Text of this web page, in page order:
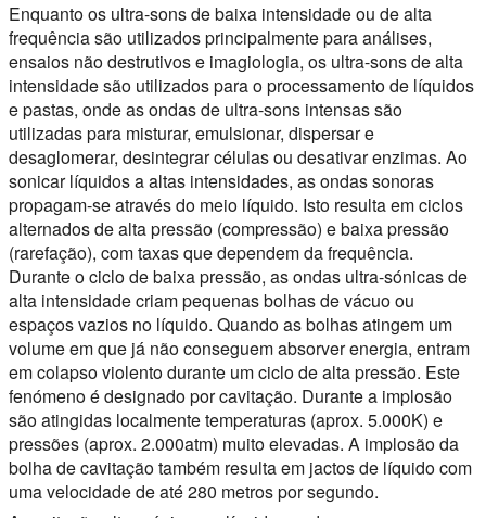
Enquanto os ultra-sons de baixa intensidade ou de alta
frequência são utilizados principalmente para análises,
ensaios não destrutivos e imagiologia, os ultra-sons de alta
intensidade são utilizados para o processamento de líquidos
e pastas, onde as ondas de ultra-sons intensas são
utilizadas para misturar, emulsionar, dispersar e
desaglomerar, desintegrar células ou desativar enzimas. Ao
sonicar líquidos a altas intensidades, as ondas sonoras
propagam-se através do meio líquido. Isto resulta em ciclos
alternados de alta pressão (compressão) e baixa pressão
(rarefação), com taxas que dependem da frequência.
Durante o ciclo de baixa pressão, as ondas ultra-sónicas de
alta intensidade criam pequenas bolhas de vácuo ou
espaços vazios no líquido. Quando as bolhas atingem um
volume em que já não conseguem absorver energia, entram
em colapso violento durante um ciclo de alta pressão. Este
fenómeno é designado por cavitação. Durante a implosão
são atingidas localmente temperaturas (aprox. 5.000K) e
pressões (aprox. 2.000atm) muito elevadas. A implosão da
bolha de cavitação também resulta em jactos de líquido com
uma velocidade de até 280 metros por segundo.